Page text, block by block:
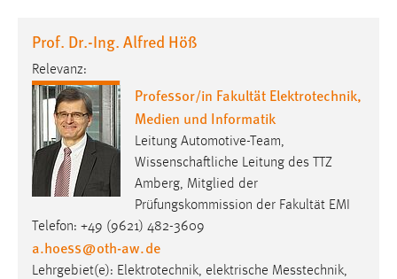
Prof. Dr.-Ing. Alfred Höß
Relevanz:
Professor/in Fakultät Elektrotechnik,
Medien und Informatik
Leitung Automotive-Team,
Wissenschaftliche Leitung des TTZ
Amberg, Mitglied der
Prüfungskommission der Fakultät EMI
Telefon: +49 (9621) 482-3609
a.hoess@oth-aw.de
Lehrgebiet(e): Elektro­tech­nik, elek­trische Mess­technik,
Performance
Name:
staticfilecache
Zweck:
Für performante Seitenauslieferung wird in diesem Cookie
gespeichert, ob man eingeloggt ist.
Sprachpräferenz
Name:
site-language-preference